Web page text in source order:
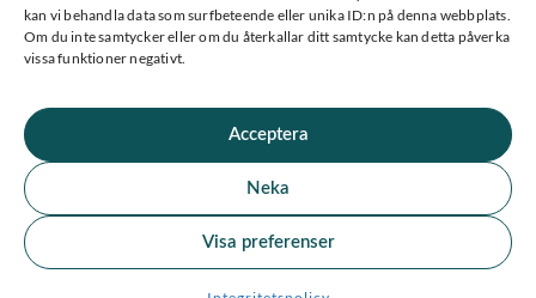
kan vi behandla data som surfbeteende eller unika ID:n på denna webbplats.
Om du inte samtycker eller om du återkallar ditt samtycke kan detta påverka
vissa funktioner negativt.
Acceptera
Neka
Visa preferenser
★ Trustpilot
Se alla våra omdömen